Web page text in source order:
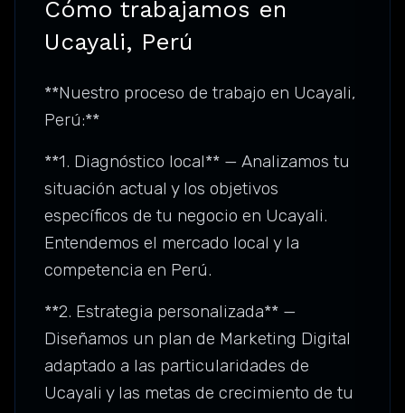
Cómo trabajamos en
Ucayali, Perú
**Nuestro proceso de trabajo en Ucayali,
Perú:**
**1. Diagnóstico local** — Analizamos tu
situación actual y los objetivos
específicos de tu negocio en Ucayali.
Entendemos el mercado local y la
competencia en Perú.
**2. Estrategia personalizada** —
Diseñamos un plan de Marketing Digital
adaptado a las particularidades de
Ucayali y las metas de crecimiento de tu